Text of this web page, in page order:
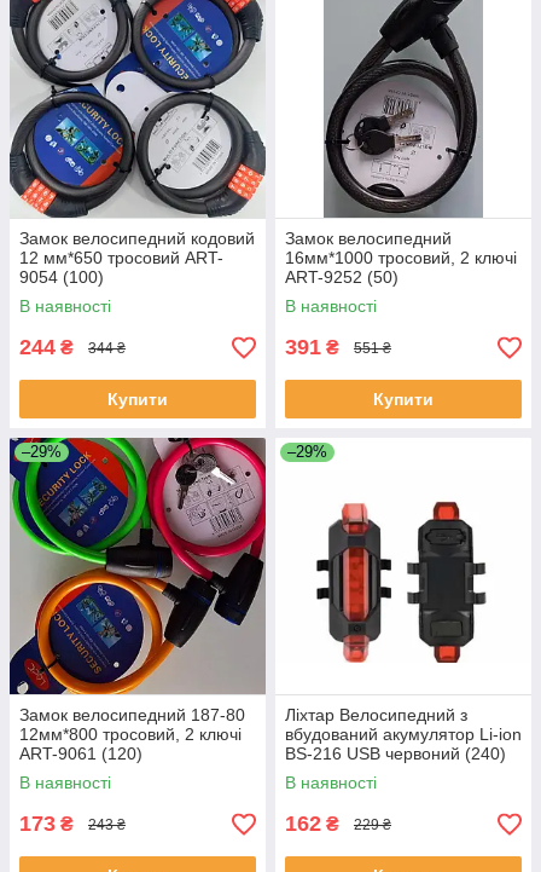
Замок велосипедний кодовий
12 мм*650 тросовий ART-
9054 (100)
В наявності
244 ₴ 344 ₴
Купити
Замок велосипедний
16мм*1000 тросовий, 2 ключі
ART-9252 (50)
В наявності
391 ₴ 551 ₴
Купити
–29%
Замок велосипедний 187-80
12мм*800 тросовий, 2 ключі
ART-9061 (120)
В наявності
173 ₴ 243 ₴
–29%
Ліхтар Велосипедний з
вбудований акумулятор Li-ion
BS-216 USB червоний (240)
В наявності
162 ₴ 229 ₴